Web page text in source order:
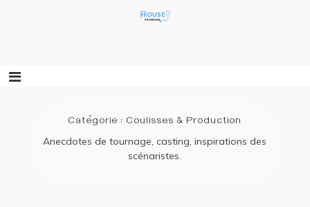
Catégorie : Coulisses & Production
Anecdotes de tournage, casting, inspirations des
scénaristes.